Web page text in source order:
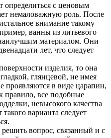
определиться с ценовым
немаловажную роль. После
внимание такому
ванны из литьевого
материалом. Они
лет, что следует
изделия, то она
глянцевой, не имея
проявляются в виде царапин,
правило, все подобные
невысокого качества
варианта следует
вопрос, связанный и с